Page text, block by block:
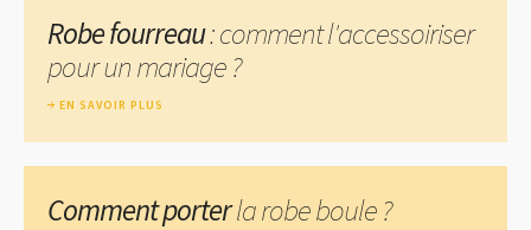
Robe fourreau: comment l'accessoiriser
pour un mariage ?
EN SAVOIR PLUS
Comment porterla robe boule ?